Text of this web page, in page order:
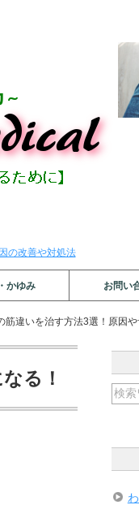
の改善や対処法
かゆみ お問い
筋違いを治す方法3選！原因や
る！